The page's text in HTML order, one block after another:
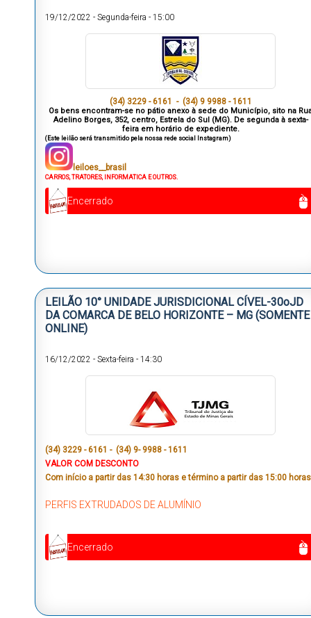
19/12/2022 - Segunda-feira - 15:00
(34) 3229 - 6161 - (34) 9 9988 - 1611
Os bens encontram-se no pátio anexo à sede do Município, sito na
Adelino Borges, 352, centro, Estrela do Sul (MG). De segunda à sexta-
feira em horário de expediente.
(Este leilão será transmitido pela nossa rede social Instagram)
leiloes__brasil
CARROS, TRATORES, INFORMATICA E OUTROS.
Encerrado
LEILÃO 10° UNIDADE JURISDICIONAL CÍVEL-30oJD
DA COMARCA DE BELO HORIZONTE – MG (SOMENTE
ONLINE)
16/12/2022 - Sexta-feira - 14:30
(34) 3229 - 6161 - (34) 9- 9988 - 1611
VALOR COM DESCONTO
Com início a partir das 14:30 horas e término a partir das 15:00
PERFIS EXTRUDADOS DE ALUMÍNIO
Encerrado